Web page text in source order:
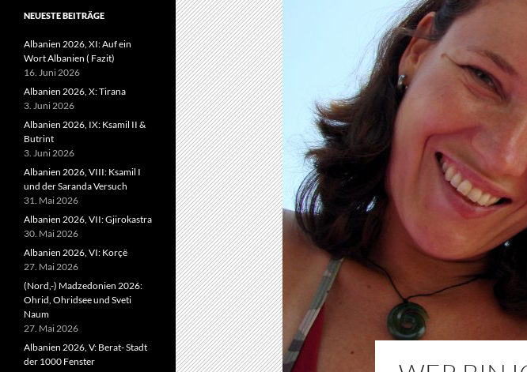
NEUESTE BEITRÄGE
Albanien 2026, XI: Auf ein
Wort Albanien ( Fazit)
16. Juni 2026
Albanien 2026, X: Tirana
3. Juni 2026
Albanien 2026, IX: Ksamil II &
Butrint
3. Juni 2026
Albanien 2026, VIII: Ksamil I
und der Saranda Versuch
31. Mai 2026
Albanien 2026, VII: Gjirokastra
30. Mai 2026
Albanien 2026, VI: Korçë
27. Mai 2026
(Nord,-) Madzedonien 2026:
Ohrid, Ohridsee und Sveti
Naum
27. Mai 2026
Albanien 2026, V: Berat- Stadt
der 1000 Fenster